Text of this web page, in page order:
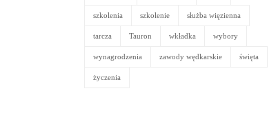
szkolenia szkolenie służba więzienna
tarcza Tauron wkładka wybory
wynagrodzenia zawody wędkarskie święta
życzenia